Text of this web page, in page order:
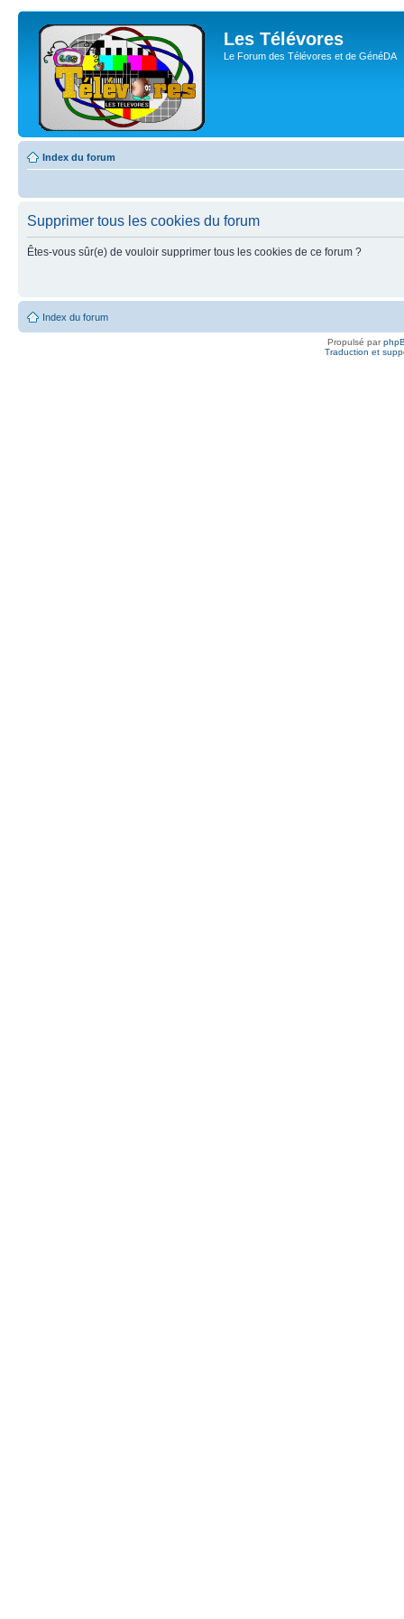
Les Télévores
Le Forum des Télévores et de GénéDA
Index du forum
Supprimer tous les cookies du forum
Êtes-vous sûr(e) de vouloir supprimer tous les cookies de ce forum ?
Index du forum
Propulsé par
Traduction et